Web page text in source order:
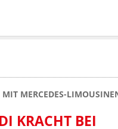
MERCEDES-
KRACHT BEI